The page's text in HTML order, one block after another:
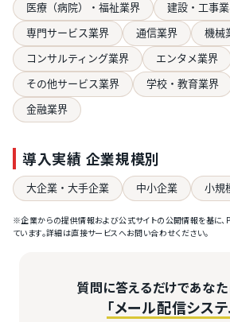
医療（病院）・福祉業界
建設・工事
専門サービス業界
通信業界
機械
コンサルティング業界
エンタメ業界
その他サービス業界
学校・教育業界
金融業界
導入実績 企業規模別
大企業・大手企業 中小企業 小規
※企業からの提供情報および公式サイトの公開情報を基に、
ています。詳細は直接サービスへお問い合わせください。
質問に答えるだけであな
「メール配信システ